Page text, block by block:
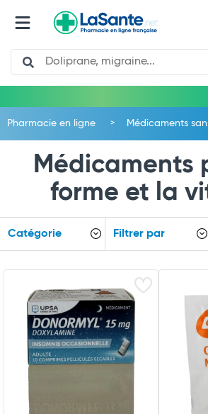
Search
Pharmacie en ligne Médicaments
Médicaments
forme et la
Catégorie Filtrer par